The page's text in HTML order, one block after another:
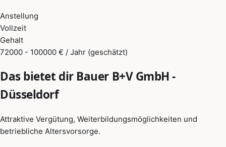
Anstellung
Vollzeit
Gehalt
72000 - 100000 € / Jahr (geschätzt)
Das bietet dir Bauer B+V GmbH -
Düsseldorf
Attraktive Vergütung, Weiterbildungsmöglichkeiten und
betriebliche Altersvorsorge.